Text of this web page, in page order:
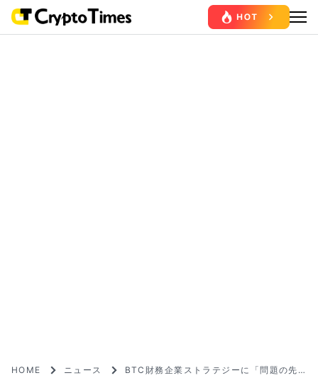
HOME ニュース
BTC財務企業ストラテジーに「問題の先